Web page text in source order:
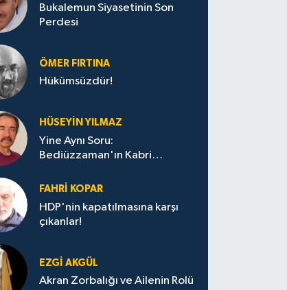
Bukalemun Siyasetinin Son
Perdesi
ÖMER FIRTINA
Hükümsüzdür!
HÜSEYIN YILMAZ
Yine Aynı Soru:
Bediüzzaman'ın Kabri
FAHRI KOPAR
HDP'nin kapatılmasına karşı
çıkanlar!
EZGI AKGÜL
Akran Zorbalığı ve Ailenin Rolü